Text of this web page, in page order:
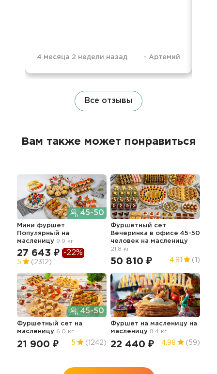
4 месяца 2 недели назад - Артемий
Все отзывы
Вам также может понравиться
45-50
Мини фуршет
Популярный на
масленицу 9.9 кг
27 643 ₽ -22%
5 (2312)
Фуршетный сет
Вечеринка в офисе 45-50
человек на масленицу
21.8 кг
50 810 ₽ 4.81 (1)
45-50
Фуршетный сет на
масленицу 6.0 кг
21 900 ₽ 5 (1242)
Фуршет на масленицу на
масленицу 8.4 кг
22 440 ₽ 4.98 (59)